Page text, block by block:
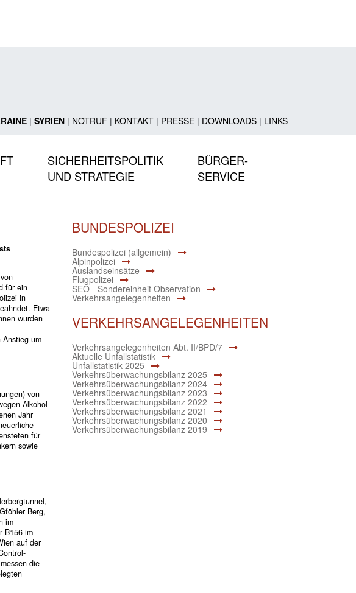
| SYRIEN| NOTRUF| KONTAKT| PRESSE| DOWNLOADS| LINKS
SICHERHEITSPOLITIK
UND STRATEGIE
BÜRGER-
SERVICE
für ein
in
Etwa
wurden
um
von
Alkohol
Jahr
für
sowie
Berg,
im
B156 im
auf der
die
BUNDESPOLIZEI
Bundespolizei (allgemein)
Alpinpolizei
Auslandseinsätze
Flugpolizei
SEO - Sondereinheit Observation
Verkehrsangelegenheiten
VERKEHRSANGELEGENHEITEN
Verkehrsangelegenheiten Abt. II/BPD/7
Aktuelle Unfallstatistik
Unfallstatistik 2025
Verkehrsüberwachungsbilanz 2025
Verkehrsüberwachungsbilanz 2024
Verkehrsüberwachungsbilanz 2023
Verkehrsüberwachungsbilanz 2022
Verkehrsüberwachungsbilanz 2021
Verkehrsüberwachungsbilanz 2020
Verkehrsüberwachungsbilanz 2019